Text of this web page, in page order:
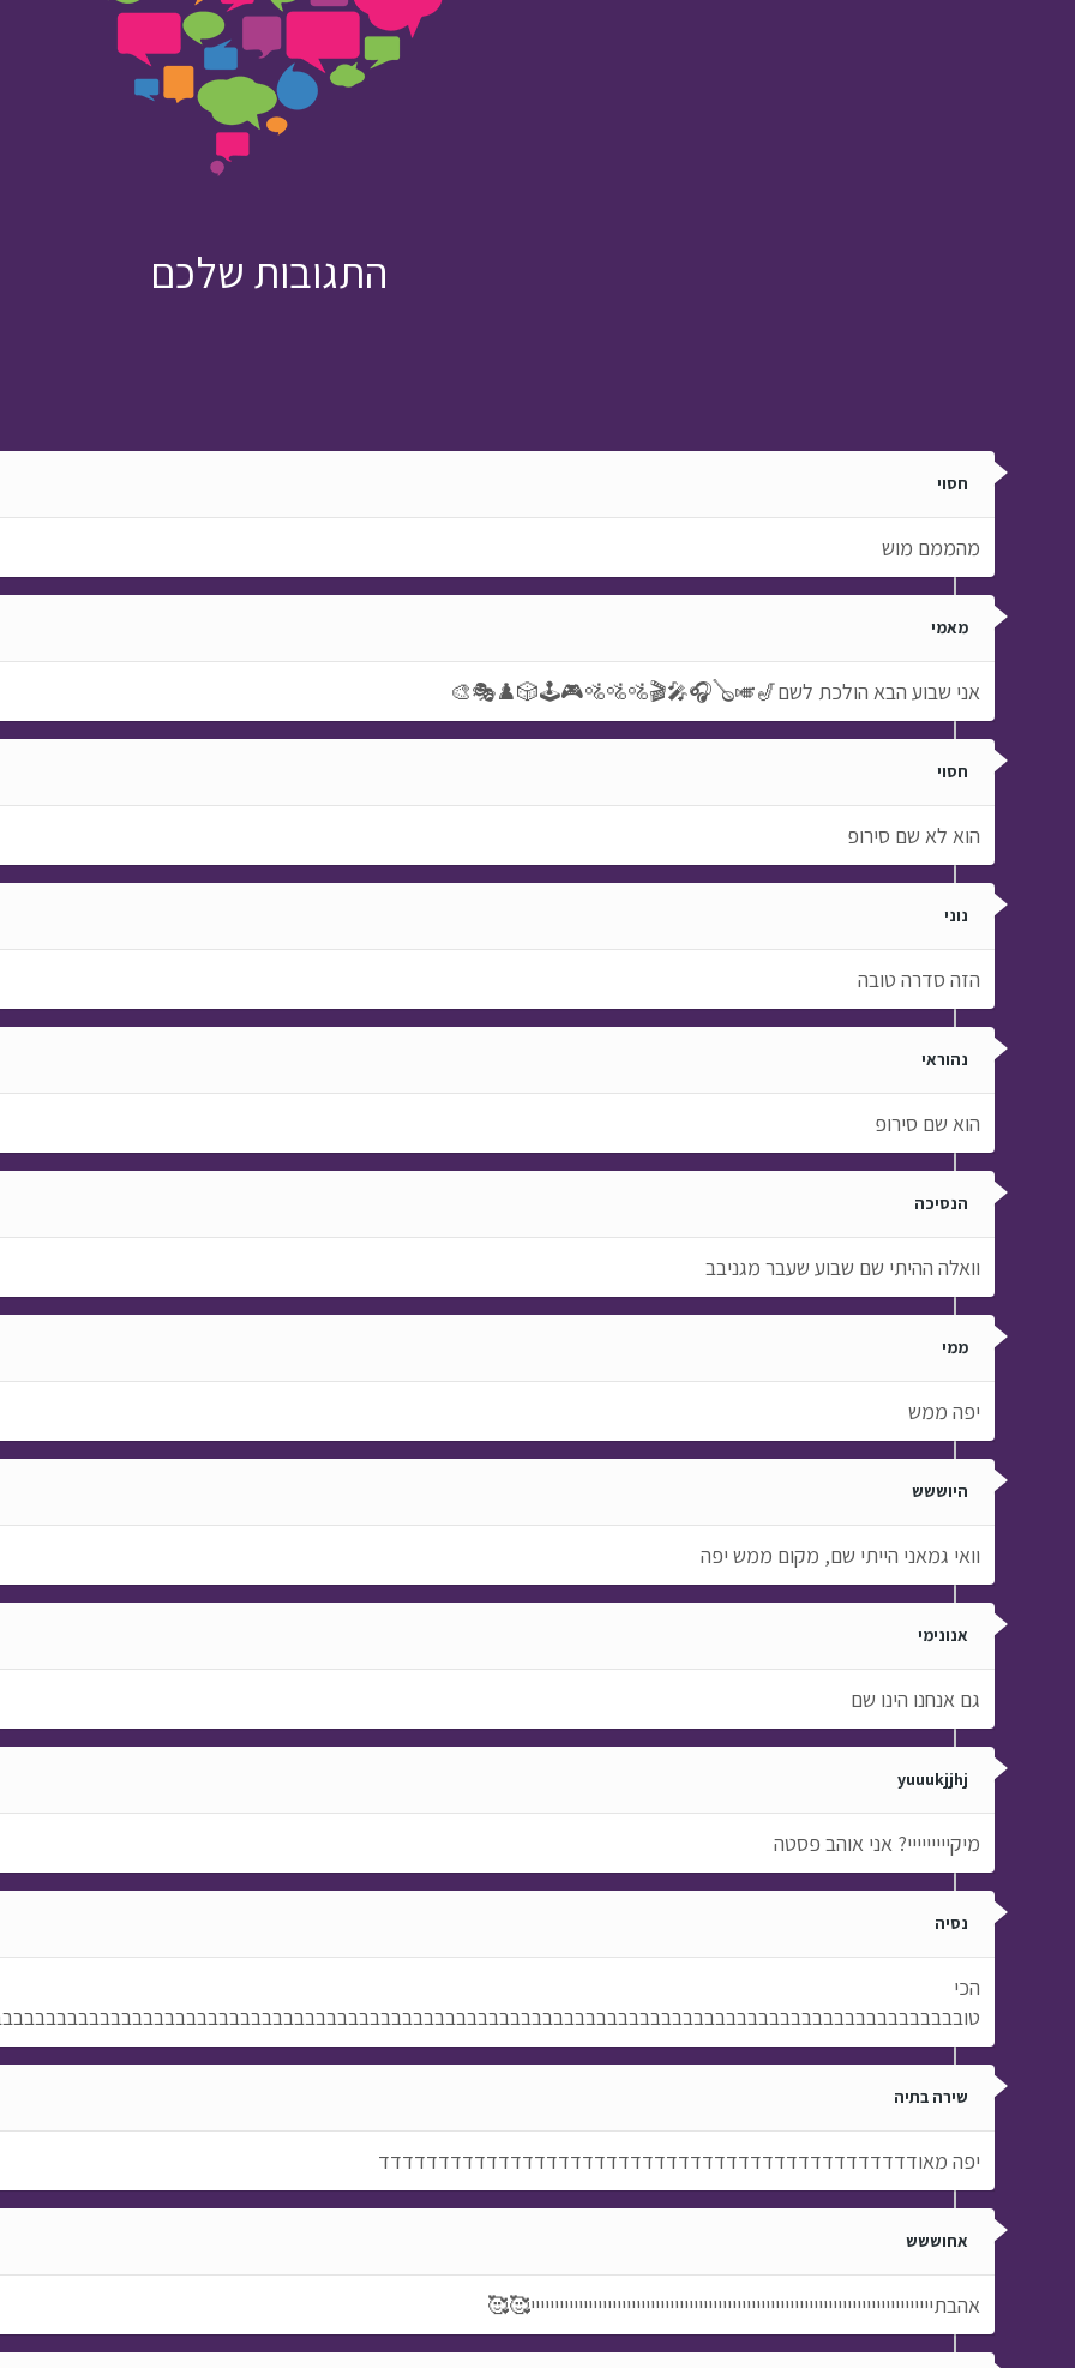
התגובות שלכם
חסוי
מהממם מוש
מאמי
אני שבוע הבא הולכת לשם🎷🎺🪕🎧🎤🎬🚵🚵🚵🎮🕹️🎲♟️🎭🎨
חסוי
הוא לא שם סירופ
נוני
הזה סדרה טובה
נהוראי
הוא שם סירופ
הנסיכה
וואלה ההיתי שם שבוע שעבר מגניבב
ממי
יפה ממש
היוששש
וואי גמאני הייתי שם, מקום ממש יפה
אנונימי
גם אנחנו הינו שם
yuuukjjhj
מיקייייייייי? אני אוהב פסטה
נסיה
הכי
שירה בתיה
יפה מאודדדדדדדדדדדדדדדדדדדדדדדדדדדדדדדדדדדדדדדדדדדדד
אחוששש
אהבתיייייייייייייייייייייייייייייייייייייייייייייייייייייייייייייייייייייייייייייייייייי🥰🥰